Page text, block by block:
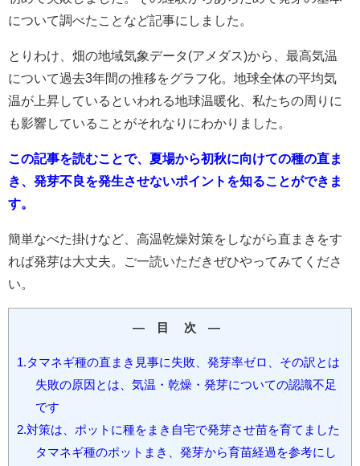
について調べたことなど記事にしました。
とりわけ、畑の地域気象データ(アメダス)から、最高気温
について過去3年間の推移をグラフ化。地球全体の平均気
温が上昇しているといわれる地球温暖化、私たちの周りに
も影響していることがそれなりにわかりました。
この記事を読むことで、夏場から初秋に向けての種の直ま
き、発芽不良を発生させないポイントを知ることができま
す。
簡単なべた掛けなど、高温乾燥対策をしながら直まきをす
れば発芽は大丈夫。ご一読いただきぜひやってみてくださ
い。
― 目 次 ―
1.タマネギ種の直まき見事に失敗、発芽率ゼロ、その訳とは
失敗の原因とは、気温・乾燥・発芽についての認識不足
です
2.対策は、ポットに種をまき自宅で発芽させ苗を育てました
タマネギ種のポットまき、発芽から育苗経過を参考にし